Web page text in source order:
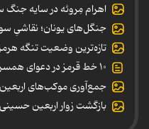
اهرام مِروئه در سایه جنگ
جنگل‌های یونان؛ نقاشیِ
تازه‌ترین وضعیت تنگه
۱۰ خط قرمز در دعوای همسران
جمع‌آوری موکب‌های اربعین
بازگشت زوار اربعین حسینی